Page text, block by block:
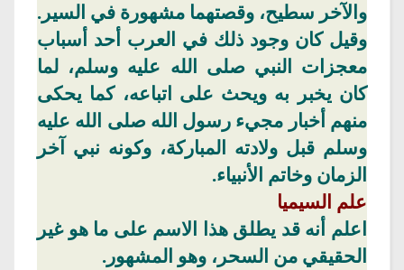
والآخر سطيح، وقصتهما مشهورة في السير.
وقيل كان وجود ذلك في العرب أحد أسباب
معجزات النبي صلى الله عليه وسلم، لما
كان يخبر به ويحث على
اتباعه، كما يحكى
منهم أخبار مجيء رسول الله صلى الله عليه
وسلم قبل ولادته المباركة، وكونه نبي آخر
الزمان وخاتم الأنبياء.
علم السيميا
اعلم أنه قد يطلق هذا الاسم على ما هو غير
الحقيقي من السحر، وهو المشهور.